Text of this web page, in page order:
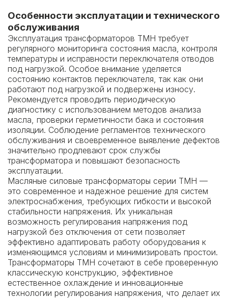
Особенности эксплуатации и технического
обслуживания
Эксплуатация трансформаторов ТМН требует
регулярного мониторинга состояния масла, контроля
температуры и исправности переключателя отводов
под нагрузкой. Особое внимание уделяется
состоянию контактов переключателя, так как они
работают под нагрузкой и подвержены износу.
Рекомендуется проводить периодическую
диагностику с использованием методов анализа
масла, проверки герметичности бака и состояния
изоляции. Соблюдение регламентов технического
обслуживания и своевременное выявление дефектов
значительно продлевают срок службы
трансформатора и повышают безопасность
эксплуатации.
Масляные силовые трансформаторы серии ТМН —
это современное и надежное решение для систем
электроснабжения, требующих гибкости и высокой
стабильности напряжения. Их уникальная
возможность регулирования напряжения под
нагрузкой без отключения от сети позволяет
эффективно адаптировать работу оборудования к
изменяющимся условиям и минимизировать простои.
Трансформаторы ТМН сочетают в себе проверенную
классическую конструкцию, эффективное
естественное охлаждение и инновационные
технологии регулирования напряжения, что делает их